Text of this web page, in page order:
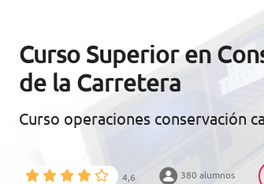
CONOCE EUROINNOVA
BECAS Y
Doctorados
Diplomados
Certificados
Curso Superior en
de la Carretera
Curso operaciones conservación
4,6 380 alumnos